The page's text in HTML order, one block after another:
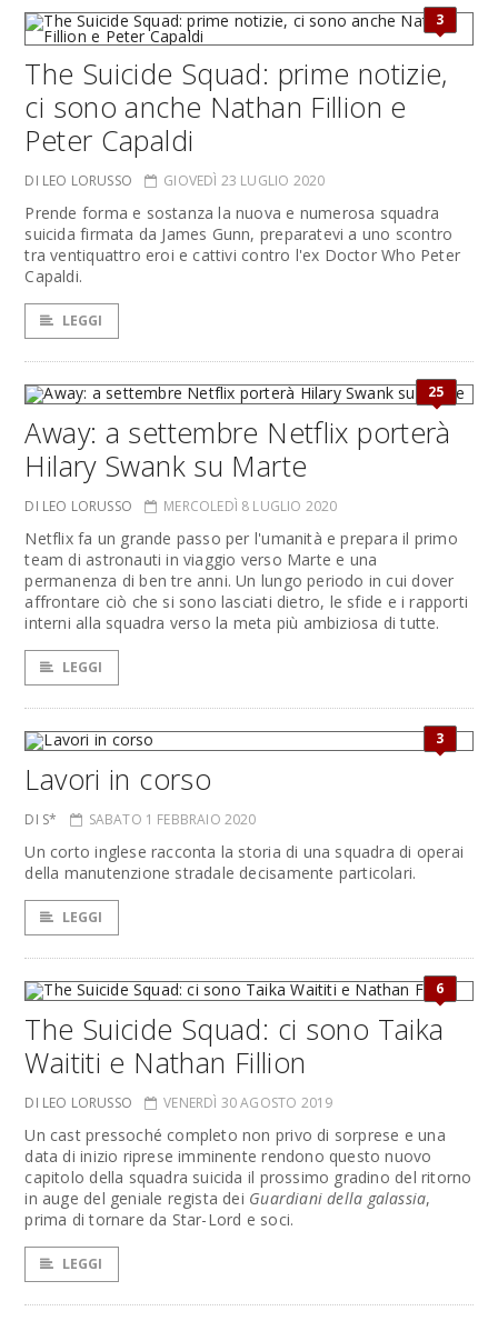
3
The Suicide Squad: prime notizie,
ci sono anche Nathan Fillion e
Peter Capaldi
DI LEO LORUSSO GIOVEDÌ 23 LUGLIO 2020
Prende forma e sostanza la nuova e numerosa squadra
suicida firmata da James Gunn, preparatevi a uno scontro
tra ventiquattro eroi e cattivi contro l'ex Doctor Who Peter
Capaldi.
LEGGI
25
Away: a settembre Netflix porterà
Hilary Swank su Marte
DI LEO LORUSSO MERCOLEDÌ 8 LUGLIO 2020
Netflix fa un grande passo per l'umanità e prepara il primo
team di astronauti in viaggio verso Marte e una
permanenza di ben tre anni. Un lungo periodo in cui dover
affrontare ciò che si sono lasciati dietro, le sfide e i rapporti
interni alla squadra verso la meta più ambiziosa di tutte.
LEGGI
3
Lavori in corso
DI S* SABATO 1 FEBBRAIO 2020
Un corto inglese racconta la storia di una squadra di operai
della manutenzione stradale decisamente particolari.
LEGGI
6
The Suicide Squad: ci sono Taika
Waititi e Nathan Fillion
DI LEO LORUSSO VENERDÌ 30 AGOSTO 2019
Un cast pressoché completo non privo di sorprese e una
data di inizio riprese imminente rendono questo nuovo
capitolo della squadra suicida il prossimo gradino del ritorno
in auge del geniale regista dei Guardiani della galassia,
prima di tornare da Star-Lord e soci.
LEGGI